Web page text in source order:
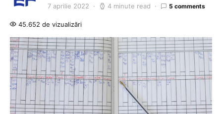
7 aprilie 2022 4 minute read 5 comments
45.652 de vizualizări